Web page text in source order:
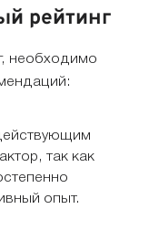
рейтинг
необходимо
так как
опыт.